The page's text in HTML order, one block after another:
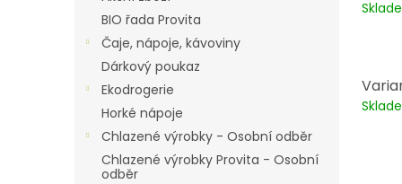
BIO řada Provita
Čaje, nápoje, kávoviny
Dárkový poukaz
Ekodrogerie
Horké nápoje
Chlazené výrobky - Osobní odběr
Chlazené výrobky Provita - Osobní
odběr